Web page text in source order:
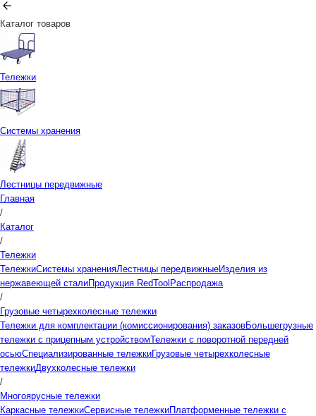
Каталог товаров
Тележки
Системы хранения
Лестницы передвижные
Главная
/
Каталог
/
Тележки
ТележкиСистемы храненияЛестницы передвижныеИзделия из
нержавеющей сталиПродукция RedTool Распродажа
/
Грузовые четырехколесные тележки
Тележки для комплектации (комиссионирования) заказовБольшегрузные
тележки с прицепным устройствомТележки с поворотной передней
осьюСпециализированные тележкиГрузовые четырехколесные
тележкиДвухколесные тележки
/
Многоярусные тележки
Каркасные тележкиСервисные тележкиПлатформенные тележки с